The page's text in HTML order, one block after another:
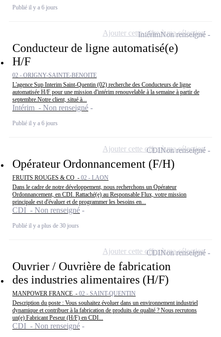
Publié il y a 6 jours
Conducteur de ligne automatisé(e)
H/F
02 - ORIGNY-SAINTE-BENOITE
L'agence Sup Interim Saint-Quentin (02) recherche des Conducteurs de ligne
automatisée H/F pour une mission d'intérim renouvelable à la semaine à partir de
septembre.Notre client, situé à...
Intérim - Non renseigné
Publié il y a 6 jours
IntérimNon renseigné
Ajouter cette offre à ma sélection
Opérateur Ordonnancement (F/H)
FRUITS ROUGES & CO - 02 - LAON
Dans le cadre de notre développement, nous recherchons un Opérateur
Ordonnancement, en CDI. Rattaché(e) au Responsable Flux, votre mission
principale est d'évaluer et de programmer les besoins en...
CDI - Non renseigné
Publié il y a plus de 30 jours
CDINon renseigné
Ajouter cette offre à ma sélection
Ouvrier / Ouvrière de fabrication
des industries alimentaires (H/F)
MANPOWER FRANCE - 02 - SAINT-QUENTIN
Description du poste : Vous souhaitez évoluer dans un environnement industriel
dynamique et contribuer à la fabrication de produits de qualité ? Nous recrutons
un(e) Fabricant Peseur (H/F) en CDI...
CDI - Non renseigné
CDINon renseigné
Ajouter cette offre à ma sélection